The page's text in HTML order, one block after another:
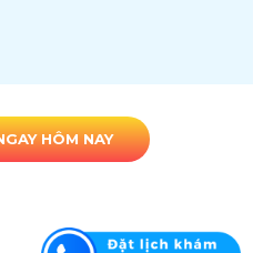
Garden 2, 99 Tân
HÔM NAY